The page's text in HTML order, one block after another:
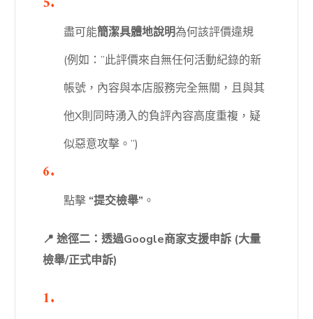
盡可能簡潔具體地說明為何該評價違規
(例如：”此評價來自無任何活動紀錄的新
帳號，內容與本店服務完全無關，且與其
他X則同時湧入的負評內容高度重複，疑
似惡意攻擊。”)
點擊 “提交檢舉” 。
📍 途徑二：透過Google商家支援申訴 (大量
檢舉/正式申訴)